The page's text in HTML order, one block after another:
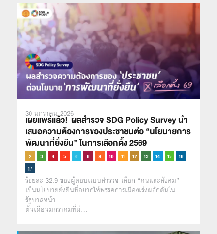
30 มกราคม 2026
เผยแพร่แล้ว! ผลสำรวจ SDG Policy Survey นำ
เสนอความต้องการของประชาชนต่อ “นโยบายการ
พัฒนาที่ยั่งยืน” ในการเลือกตั้ง 2569
ร้อยละ 32.9 ของผู้ตอบเเบบสำรวจ เลือก “คนและสังคม”
เป็นนโยบายยั่งยืนที่อยากให้พรรคการเมืองเร่งผลักดันใน
รัฐบาลหน้า
ต้นเดือนมกราคมที่ผ่…